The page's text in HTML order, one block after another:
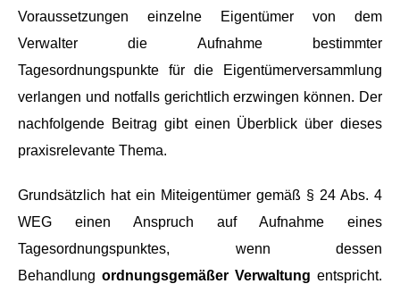
Voraussetzungen einzelne Eigentümer von dem
Verwalter die Aufnahme bestimmter
Tagesordnungspunkte für die Eigentümerversammlung
verlangen und notfalls gerichtlich erzwingen können. Der
nachfolgende Beitrag gibt einen Überblick über dieses
praxisrelevante Thema.
Grundsätzlich hat ein Miteigentümer gemäß § 24 Abs. 4
WEG einen Anspruch auf Aufnahme eines
Tagesordnungspunktes, wenn dessen
Behandlung ordnungsgemäßer Verwaltung entspricht.